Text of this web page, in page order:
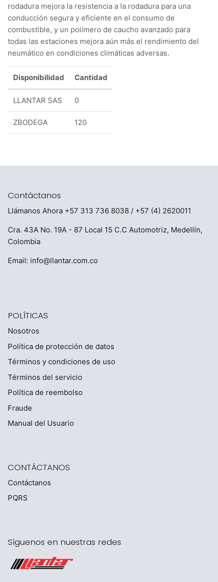
rodadura mejora la resistencia a la rodadura para una
conducción segura y eficiente en el consumo de
combustible, y un polímero de caucho avanzado para
todas las estaciones mejora aún más el rendimiento del
neumático en condiciones climáticas adversas.
Disponibilidad Cantidad
LLANTAR SAS 0
ZBODEGA 120
Contáctanos
Llámanos Ahora +57 313 736 8038 / +57 (4) 2620011
Cra. 43A No. 19A - 87 Local 15 C.C Automotriz, Medellín,
Colombia
Email: info@llantar.com.co
POLÍTICAS
Nosotros
Política de protección de datos
Términos y condiciones de uso
Términos del servicio
Política de reembolso
Fraude
Manual del Usuario
CONTÁCTANOS
Contáctanos
PQRS
Síguenos en nuestras redes